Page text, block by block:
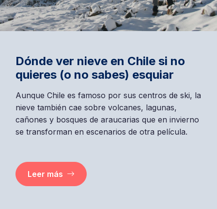
Dónde ver nieve en Chile si no
quieres (o no sabes) esquiar
Aunque Chile es famoso por sus centros de ski, la
nieve también cae sobre volcanes, lagunas,
cañones y bosques de araucarias que en invierno
se transforman en escenarios de otra película.
Leer más